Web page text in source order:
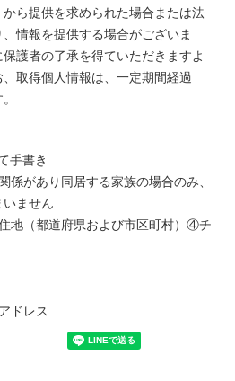
ら提供を求められた場合または法
情報を提供する場合がございま
護者の了承を得ていただきますよ
取得個人情報は、一定期間経過
手書き
係があり同居する家族の場合のみ、
ません
（都道府県および市区町村）④チ
レス